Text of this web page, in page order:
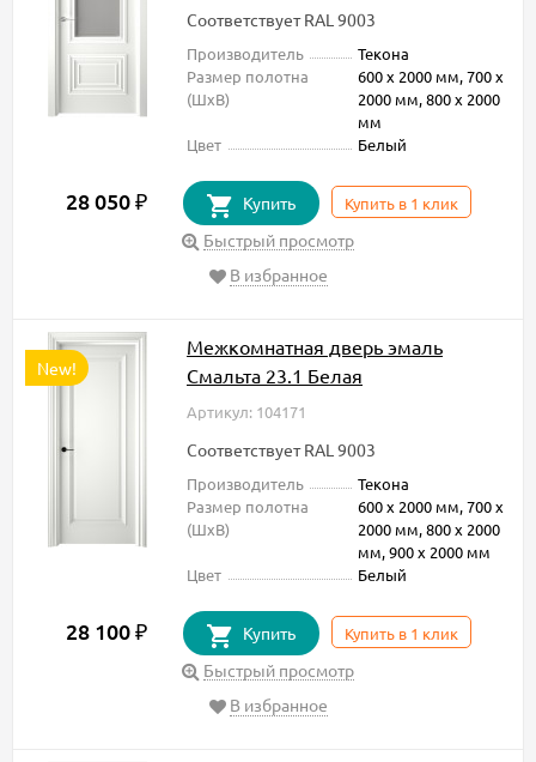
Соответствует RAL 9003
Производитель
Текона
Размер полотна
(ШxВ)
600 х 2000 мм, 700 х
2000 мм, 800 х 2000
мм
Цвет
Белый
28 050 ₽ Купить Купить в 1 клик
Быстрый просмотр
В избранное
New!
Межкомнатная дверь эмаль
Смальта 23.1 Белая
Артикул: 104171
Соответствует RAL 9003
Производитель
Текона
Размер полотна
(ШxВ)
600 х 2000 мм, 700 х
2000 мм, 800 х 2000
мм, 900 х 2000 мм
Цвет
Белый
28 100 ₽ Купить Купить в 1 клик
Быстрый просмотр
В избранное